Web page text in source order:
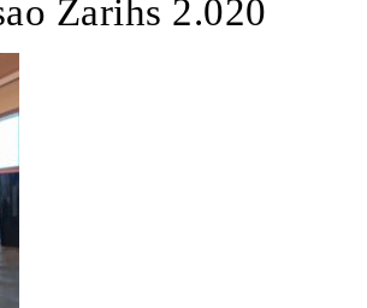
Zarihs 2.020